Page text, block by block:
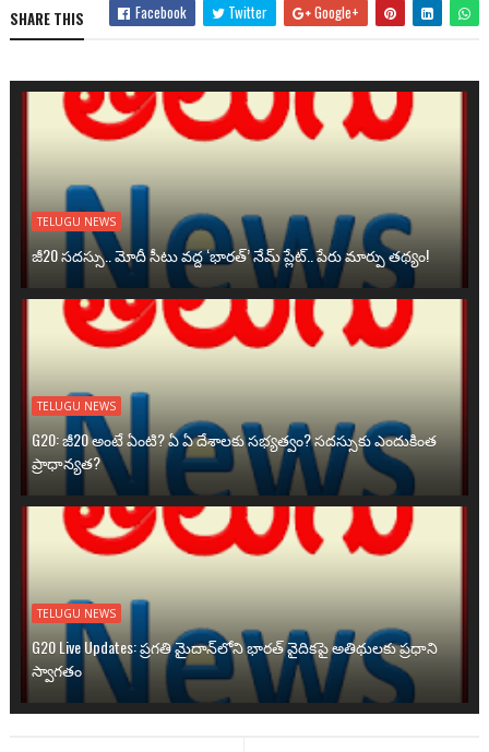
SHARE THIS Facebook Twitter Google+
TELUGU NEWS
జీ20 సదస్సు.. మోదీ సీటు వద్ద ‘భారత్’ నేమ్ ప్లేట్‌.. పేరు మార్పు తథ్యం!
TELUGU NEWS
G20: జీ20 అంటే ఏంటి? ఏ ఏ దేశాలకు సభ్యత్వం? సదస్సుకు ఎందుకింత
ప్రాధాన్యత?
TELUGU NEWS
G20 Live Updates: ప్రగతి మైదాన్‌లోని భారత్ వైదికపై అతిథులకు ప్రధాని
స్వాగతం